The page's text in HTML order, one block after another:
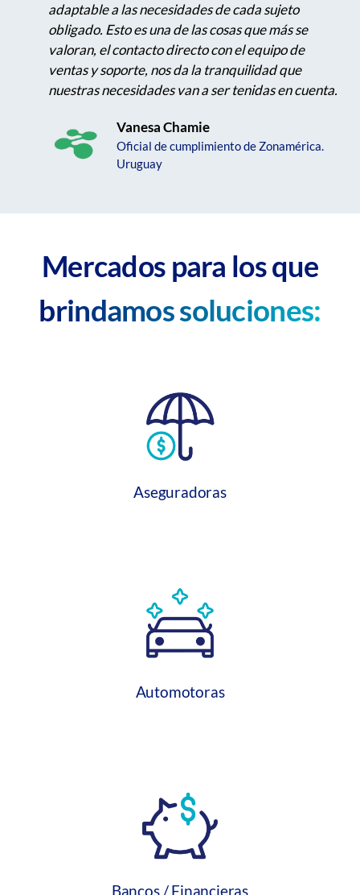
adaptable a las necesidades de cada sujeto
obligado. Esto es una de las cosas que más se
valoran, el contacto directo con el equipo de
ventas y soporte, nos da la tranquilidad que
nuestras necesidades van a ser tenidas en cuenta.
Vanesa Chamie
Oficial de cumplimiento de Zonamérica.
Uruguay
Mercados para los que
brindamos soluciones:
Aseguradoras
Automotoras
Bancos / Financieras